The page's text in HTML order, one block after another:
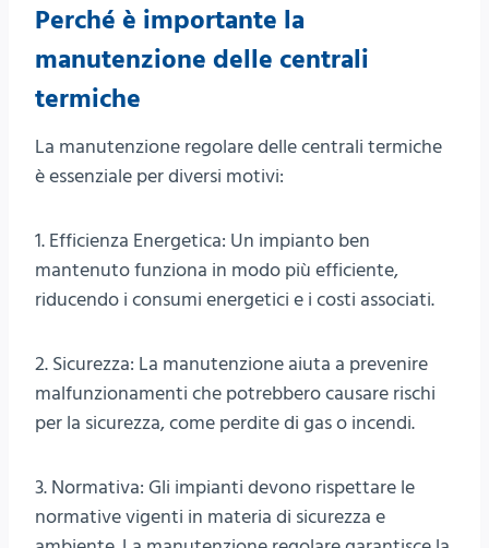
Perché è importante la
manutenzione delle centrali
termiche
La manutenzione regolare delle centrali termiche
è essenziale per diversi motivi:
1. Efficienza Energetica: Un impianto ben
mantenuto funziona in modo più efficiente,
riducendo i consumi energetici e i costi associati.
2. Sicurezza: La manutenzione aiuta a prevenire
malfunzionamenti che potrebbero causare rischi
per la sicurezza, come perdite di gas o incendi.
3. Normativa: Gli impianti devono rispettare le
normative vigenti in materia di sicurezza e